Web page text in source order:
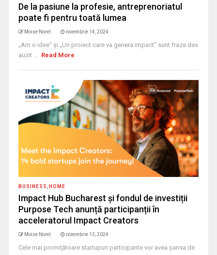
De la pasiune la profesie, antreprenoriatul
poate fi pentru toată lumea
Moise Norel noiembrie 14, 2024
„Am o idee” și „Un proiect care va genera impact” sunt fraze des
auzit ... Read More
BUSINESS HOME
Impact Hub Bucharest și fondul de investiții
Purpose Tech anunță participanții în
acceleratorul Impact Creators
Moise Norel noiembrie 13, 2024
Cele mai promițătoare startupuri participante vor avea șansa de